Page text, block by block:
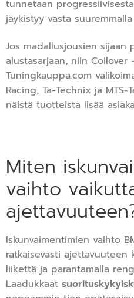
tunnetaan
jäykistyy vasta
Jos madallusjousien sijaan
alustasarjaan, niin Coilover
Tuningkauppa.com
Racing, Ta-Technix ja
näistä tuotteista lisää
Miten
vaihto
Iskunvaimentimien vaihto
ratkaisevasti ajettavuuteen
liikettä ja parantamalla
Laadukkaat